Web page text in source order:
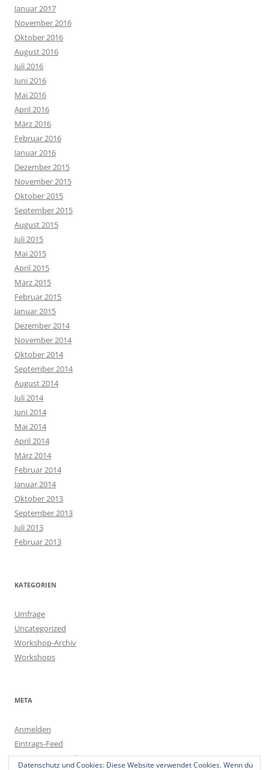
Januar 2017
November 2016
Oktober 2016
August 2016
Juli 2016
Juni 2016
Mai 2016
April 2016
März 2016
Februar 2016
Januar 2016
Dezember 2015
November 2015
Oktober 2015
September 2015
August 2015
Juli 2015
Mai 2015
April 2015
März 2015
Februar 2015
Januar 2015
Dezember 2014
November 2014
Oktober 2014
September 2014
August 2014
Juli 2014
Juni 2014
Mai 2014
April 2014
März 2014
Februar 2014
Januar 2014
Oktober 2013
September 2013
Juli 2013
Februar 2013
KATEGORIEN
Umfrage
Uncategorized
Workshop-Archiv
Workshops
META
Anmelden
Eintrags-Feed
Kommentar-Feed
Datenschutz und Cookies: Diese Website verwendet Cookies. Wenn du